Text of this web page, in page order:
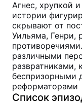
Агнес, хрупкой
истории
скрывают от
Уильяма, Генри,
различными
развратниками,
беспризорными
реформаторами
Список